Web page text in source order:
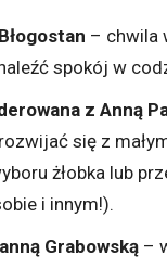
– chwila
spokój w
z Anną
się z
żłobka lub
i innym!).
Grabowską –